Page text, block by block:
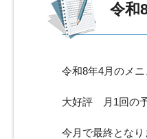
令和
令和8年4月のメニ
大好評 月1回の
今月で最終となり